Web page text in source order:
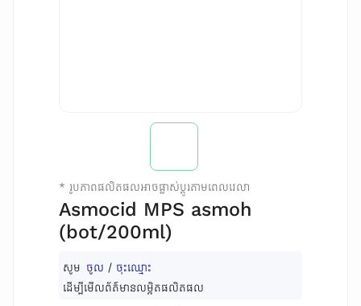
* រូបភាពផលិតផលអាចផ្លាស់ប្តូរតាមពេលវេលា
Asmocid MPS asmoh
(bot/200ml)
សូម ចូល / ចុះឈ្មោះ
ដើម្បីមើលព័ត៌មានលម្អិតផលិតផល